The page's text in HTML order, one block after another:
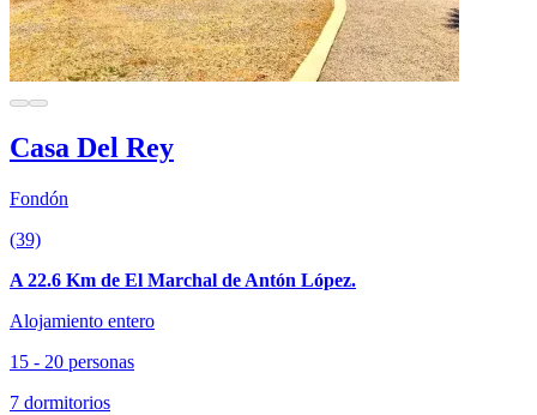
Casa Del Rey
Fondón
(39)
A 22.6 Km de El Marchal de Antón López.
Alojamiento entero
15 - 20 personas
7 dormitorios